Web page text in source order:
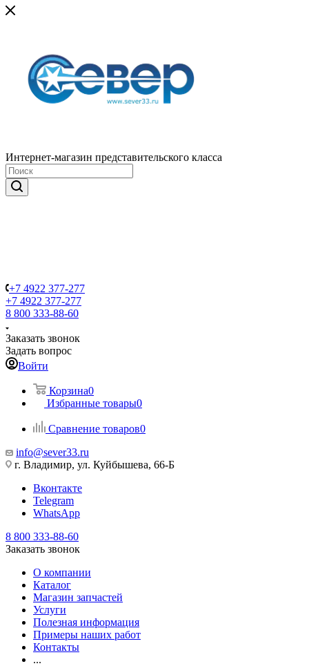
Интернет-магазин представительского класса
+7 4922 377-277
+7 4922 377-277
8 800 333-88-60
Заказать звонок
Задать вопрос
Войти
Корзина0
Избранные товары0
Сравнение товаров0
info@sever33.ru
г. Владимир, ул. Куйбышева, 66-Б
Вконтакте
Telegram
WhatsApp
8 800 333-88-60
Заказать звонок
О компании
Каталог
Магазин запчастей
Услуги
Полезная информация
Примеры наших работ
Контакты
...